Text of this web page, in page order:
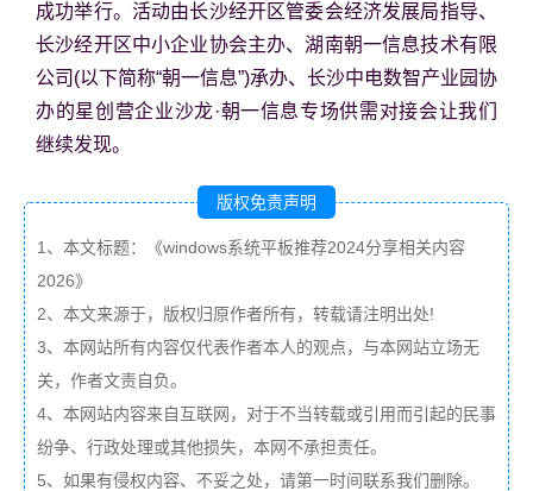
成功举行。活动由长沙经开区管委会经济发展局指导、
长沙经开区中小企业协会主办、湖南朝一信息技术有限
公司(以下简称“朝一信息”)承办、长沙中电数智产业园协
办的星创营企业沙龙·朝一信息专场供需对接会让我们
继续发现。
版权免责声明
1、本文标题：《windows系统平板推荐2024分享相关内容
2026》
2、本文来源于，版权归原作者所有，转载请注明出处!
3、本网站所有内容仅代表作者本人的观点，与本网站立场无
关，作者文责自负。
4、本网站内容来自互联网，对于不当转载或引用而引起的民事
纷争、行政处理或其他损失，本网不承担责任。
5、如果有侵权内容、不妥之处，请第一时间联系我们删除。